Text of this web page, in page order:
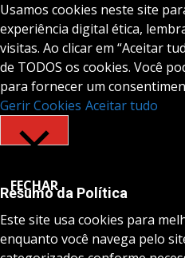
Usamos cookies neste site
experiência digital ética,
visitas. Ao clicar em “Aceitar
de TODOS os cookies. Você
para fornecer um
Gerir Cookies Aceitar tudo
FECHAR
Resumo da Política
Este site usa cookies para
enquanto você navega pelo